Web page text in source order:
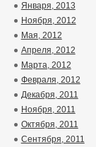
Января, 2013
Ноября, 2012
Мая, 2012
Апреля, 2012
Марта, 2012
Февраля, 2012
Декабря, 2011
Ноября, 2011
Октября, 2011
Сентября, 2011